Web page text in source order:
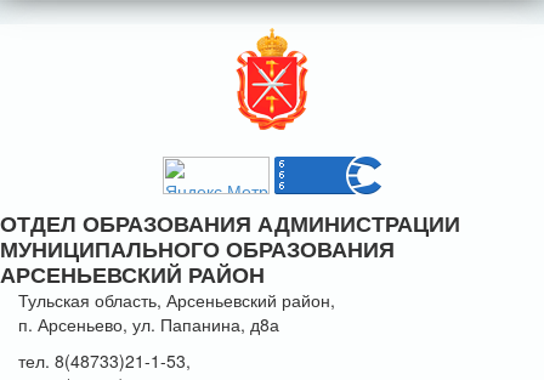
ОТДЕЛ ОБРАЗОВАНИЯ АДМИНИСТРАЦИИ
МУНИЦИПАЛЬНОГО ОБРАЗОВАНИЯ
АРСЕНЬЕВСКИЙ РАЙОН
Тульская область, Арсеньевский район,
п. Арсеньево, ул. Папанина, д8а
тел. 8(48733)21-1-53,